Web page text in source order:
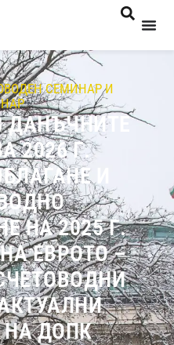
СЕМИНАР И
ДАНЪЧНИТЕ
2026 Г.
И
НА 2025 Г.
ЕВРОТО –
ДОПК